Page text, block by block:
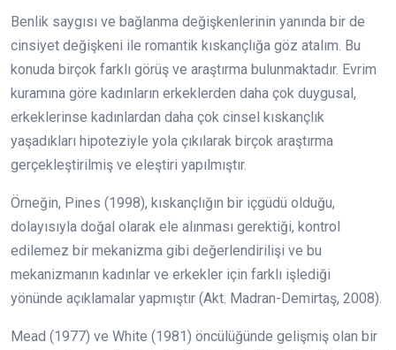
Benlik saygısı ve bağlanma değişkenlerinin yanında bir de
cinsiyet değişkeni ile romantik kıskançlığa göz atalım. Bu
konuda birçok farklı görüş ve araştırma bulunmaktadır. Evrim
kuramına göre kadınların erkeklerden daha çok duygusal,
erkeklerinse kadınlardan daha çok cinsel kıskançlık
yaşadıkları hipoteziyle yola çıkılarak birçok araştırma
gerçekleştirilmiş ve eleştiri yapılmıştır.
Örneğin, Pines (1998), kıskançlığın bir içgüdü olduğu,
dolayısıyla doğal olarak ele alınması gerektiği, kontrol
edilemez bir mekanizma gibi değerlendirilişi ve bu
mekanizmanın kadınlar ve erkekler için farklı işlediği
yönünde açıklamalar yapmıştır (Akt. Madran-Demirtaş, 2008).
Mead (1977) ve White (1981) öncülüğünde gelişmiş olan bir